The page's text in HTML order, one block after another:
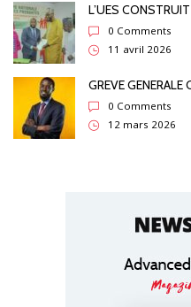
L’UES
0 Comments
11 avril 2026
GREVE GENERALE
0 Comments
12 mars 2026